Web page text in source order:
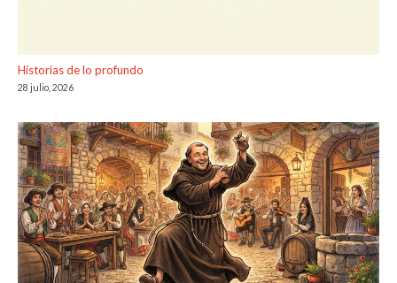
Historias de lo profundo
28 julio, 2026